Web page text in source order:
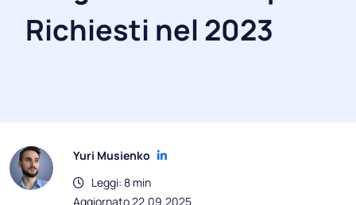
Richiesti nel 2023
Yuri Musienko
Leggi: 8 min
Aggiornato 22.09.2025